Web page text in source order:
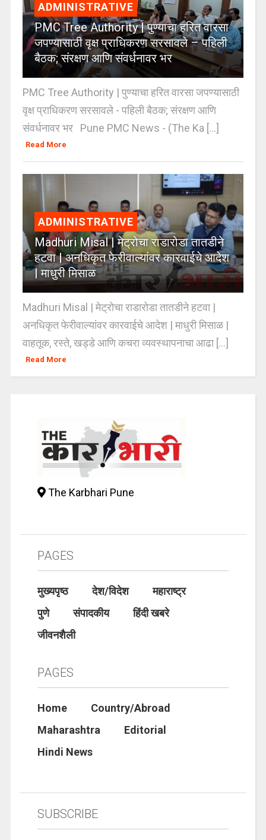
ADMINISTRATIVE
PMC Tree Authority | पुण्याचा हरित वारसा
जपण्यासाठी वृक्ष प्राधिकरण सरसावले – पहिली
बैठक; संरक्षण आणि संवर्धनावर भर
PMC Tree Authority | पुण्याचा हरित वारसा जपण्यासाठी
वृक्ष प्राधिकरण सरसावले - पहिली बैठक; संरक्षण आणि
संवर्धनावर भर Pune PMC News - (The Ka [...]
Read More
ADMINISTRATIVE
Madhuri Misal | मेट्रोचा राडारोडा तातडीने
हटवा | अनधिकृत फेरीवाल्यांवर कारवाईचे आदेश
| माधुरी मिसाळ
Madhuri Misal | मेट्रोचा राडारोडा तातडीने हटवा |
अनधिकृत फेरीवाल्यांवर कारवाईचे आदेश | माधुरी मिसाळ |
वाहतूक, रस्ते, खड्डे आणि कचरा व्यवस्थापनाचा आढा [...]
Read More
The Karbhari Pune
PAGES
मुख्यपृष्ठ देश/विदेश
महाराष्ट्र
पुणे
संपादकीय
हिंदी खबरे
जीवनशैली
PAGES
Home
Country/Abroad
Maharashtra
Editorial
Hindi News
SUBSCRIBE